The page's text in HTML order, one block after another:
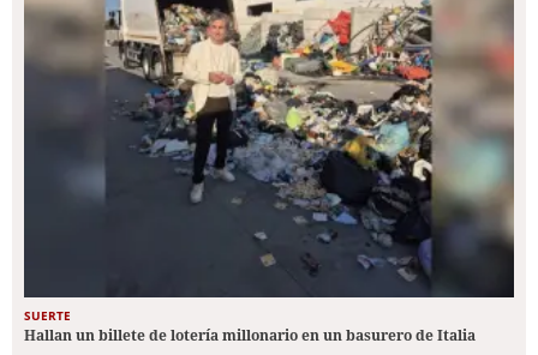
SUERTE
Hallan un billete de lotería millonario en un basurero de Italia